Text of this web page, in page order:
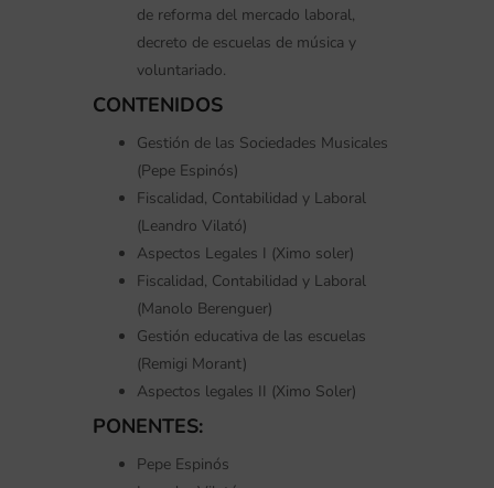
de reforma del mercado laboral,
decreto de escuelas de música y
voluntariado.
CONTENIDOS
Gestión de las Sociedades Musicales
(Pepe Espinós)
Fiscalidad, Contabilidad y Laboral
(Leandro Vilató)
Aspectos Legales I (Ximo soler)
Fiscalidad, Contabilidad y Laboral
(Manolo Berenguer)
Gestión educativa de las escuelas
(Remigi Morant)
Aspectos legales II (Ximo Soler)
PONENTES:
Pepe Espinós